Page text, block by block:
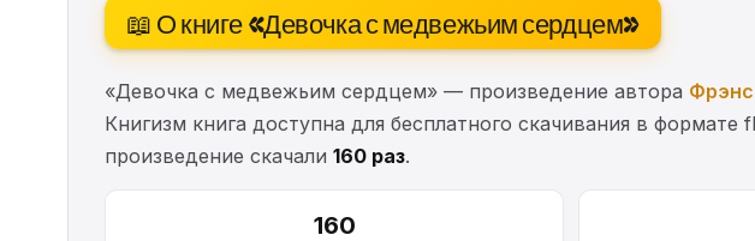
📖 О книге «Девочка с медвежьим сердцем»
«Девочка с медвежьим сердцем» — произведение автора
Книгизм книга доступна для бесплатного скачивания в
произведение скачали 160 раз.
160